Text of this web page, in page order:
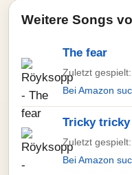
Weitere Songs
The fear
Zuletzt
Bei Amazon
Tricky tricky
Zuletzt
Bei Amazon